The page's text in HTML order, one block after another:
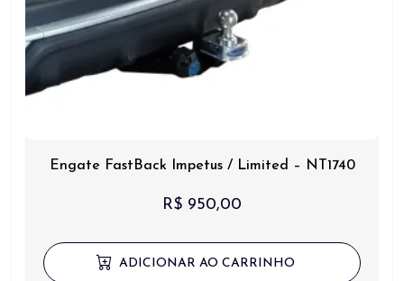
Engate FastBack Impetus / Limited – NT1740
R$ 950,00
ADICIONAR AO CARRINHO